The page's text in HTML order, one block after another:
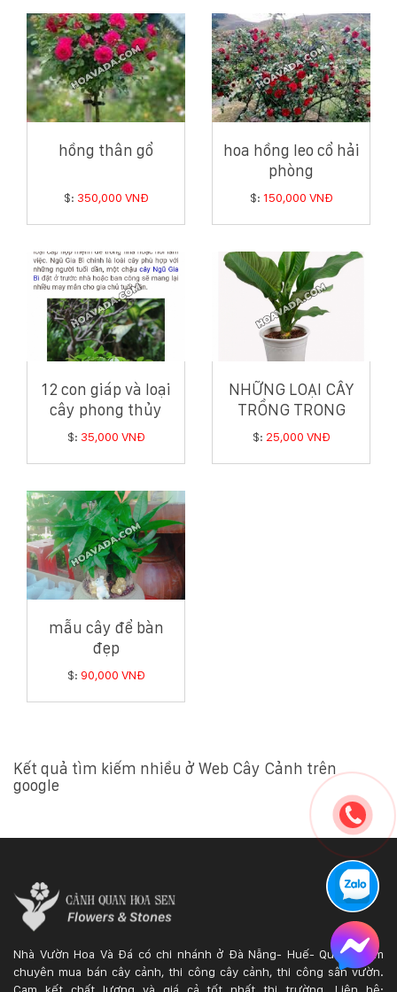
hồng thân gổ
$: 350,000 VNĐ
hoa hồng leo cổ hải
phòng
$: 150,000 VNĐ
12 con giáp và loại
cây phong thủy
hợp tuổi có thể bạn
$: 35,000 VNĐ
NHỮNG LOẠI CÂY
TRỒNG TRONG
NHÀ GIÚP GIA CHỦ
$: 25,000 VNĐ
mẫu cây để bàn
đẹp
$: 90,000 VNĐ
Kết quả tìm kiếm nhiều ở Web Cây Cảnh trên
google
Nhà Vườn Hoa Và Đá có chi nhánh ở Đà Nẵng- Huế- Quảng Nam
chuyên mua bán cây cảnh, thi công cây cảnh, thi công sân vườn.